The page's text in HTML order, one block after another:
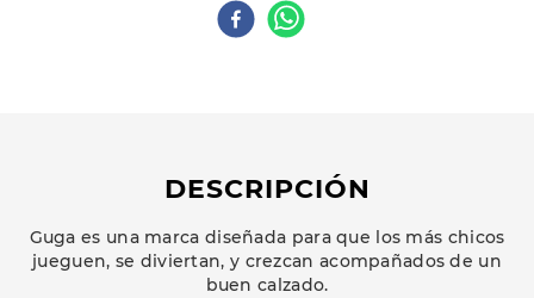
DESCRIPCIÓN
Guga es una marca diseñada para que los más chicos
jueguen, se diviertan, y crezcan acompañados de un
buen calzado.